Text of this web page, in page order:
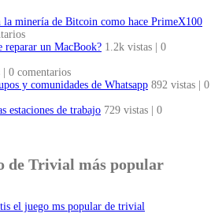
la minería de Bitcoin como hace PrimeX100
reparar un MacBook? 1.2k vistas
0
0 comentarios
y comunidades de Whatsapp 892 vistas
0
estaciones de trabajo 729 vistas
0
de Trivial más popular